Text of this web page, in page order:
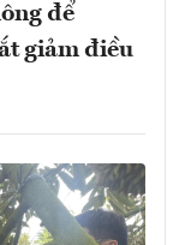
để
giảm điều